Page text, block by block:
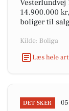
14.900.000
boliger til
Kilde: Boliga
Læs hele
DET SKER